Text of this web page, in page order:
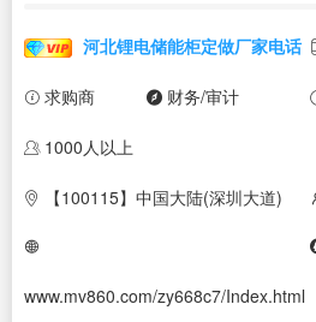
河北锂电储能柜定做厂家电话
求购商 财务/审计
1000人以上
【100115】中国大陆(深圳大道)
www.mv860.com/zy668c7/Index.html